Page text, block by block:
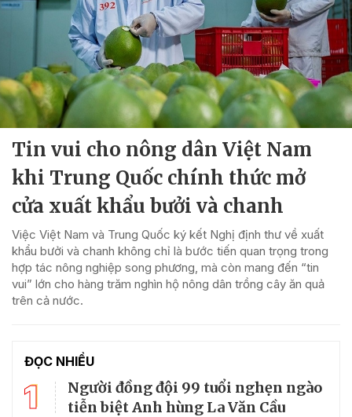
Tin vui cho nông dân Việt Nam
khi Trung Quốc chính thức mở
cửa xuất khẩu bưởi và chanh
Việc Việt Nam và Trung Quốc ký kết Nghị định thư về xuất
khẩu bưởi và chanh không chỉ là bước tiến quan trọng trong
hợp tác nông nghiệp song phương, mà còn mang đến “tin
vui” lớn cho hàng trăm nghìn hộ nông dân trồng cây ăn quả
trên cả nước.
ĐỌC NHIỀU
1
Người đồng đội 99 tuổi nghẹn ngào
tiễn biệt Anh hùng La Văn Cầu